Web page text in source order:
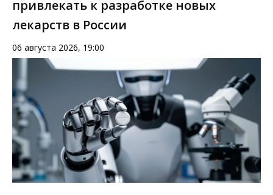
привлекать к разработке новых
лекарств в России
06 августа 2026, 19:00